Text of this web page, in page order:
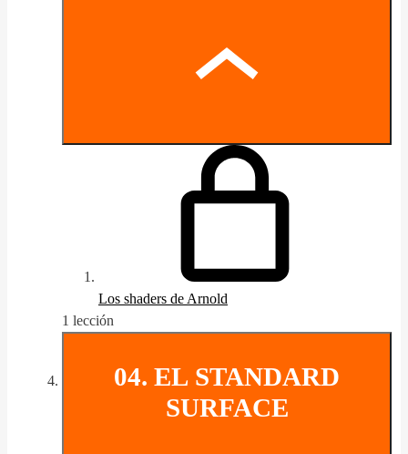
Los shaders de Arnold
1 lección
04. EL STANDARD
SURFACE